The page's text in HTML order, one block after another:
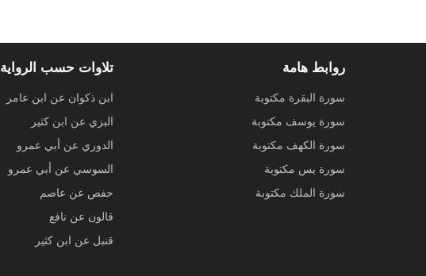
روابط هامة
سورة البقرة مكتوبة
سورة يوسف مكتوبة
سورة الكهف مكتوبة
سورة يس مكتوبة
سورة الملك مكتوبة
تلاوات حسب الرواية
ابن ذكوان عن ابن عامر
البزي عن ابن كثير
الدوري عن أبي عمرو
السوسي عن أبي عمرو
حفص عن عاصم
قالون عن نافع
قنبل عن ابن كثير